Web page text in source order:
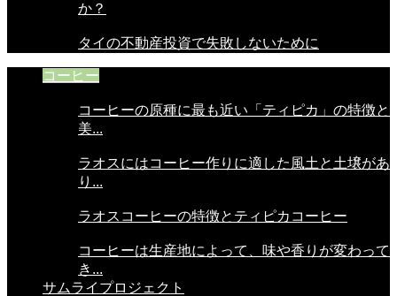
か？
タイの不動産投資で失敗しないために
コーヒー
コーヒーの原種に最も近い「ティピカ」の特徴と
美...
ラオスにはコーヒー作りに適した風土と土壌があ
り...
ラオスコーヒーの特徴とティピカコーヒー
コーヒーは生産地によって、味や香りが変わって
き...
サムライプロジェクト